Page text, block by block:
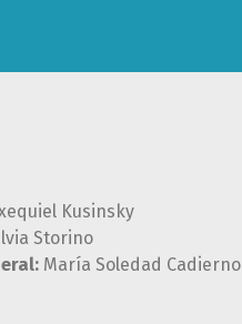
Kusinsky
Storino
María Soledad Cadierno